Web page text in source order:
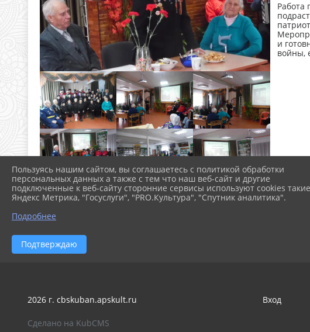
Работа
и
войны,
2026 г. cbskuban.apskult.ru Вход
Сделано на KubCMS
Пользуясь нашим сайтом, вы соглашаетесь с политикой обработки
персональных данных а также с тем что наш веб-сайт и другие
подключенные к веб-сайту сторонние сервисы используют cookies
Яндекс Метрика, "Госуслуги", "PRO.Культура", "Спутник аналитика".
Подробнее
Подтверждаю